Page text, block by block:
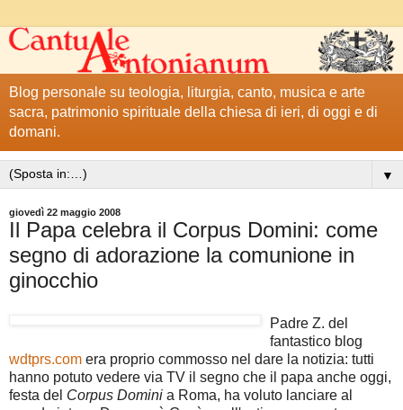
Blog personale su teologia, liturgia, canto, musica e arte
sacra, patrimonio spirituale della chiesa di ieri, di oggi e di
domani.
▼
giovedì 22 maggio 2008
Il Papa celebra il Corpus Domini: come
segno di adorazione la comunione in
ginocchio
Padre Z. del
fantastico blog
wdtprs.com era proprio commosso nel dare la notizia: tutti
hanno potuto vedere via TV il segno che il papa anche oggi,
festa del Corpus Domini a Roma, ha voluto lanciare al